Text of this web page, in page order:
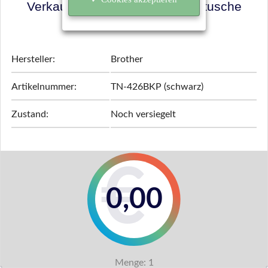
Verkaufspreis für Ihre Tonerkartusche
ermitteln!
Hersteller: Brother
Artikelnummer: TN-426BKP (schwarz)
Zustand: Noch versiegelt
0,00
Menge: 1